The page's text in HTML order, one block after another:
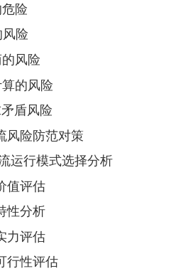
险
险
风险
的风险
盾风险
风险防范对策
运行模式选择分析
值评估
性分析
力评估
行性评估